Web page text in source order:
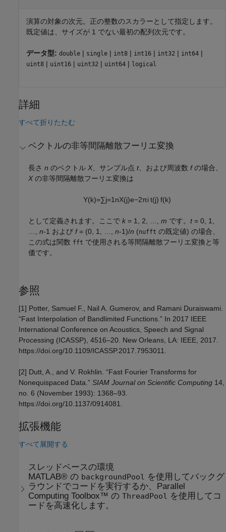
演算の対象の次元。正の整数のスカラーとして指定します。
既定値は、サイズが 1 でない最初の配列次元です。
データ型: double | single | int8 | int16 | int32 | int64 |
uint8 | uint16 | uint32 | uint64 | logical
詳細
すべて折りたたむ
ベクトルの非等間隔離散フーリエ変換
長さn のベクトル X、サンプル点t、および周波数fの場合、
Xの非等間隔離散フーリエ変換は
Y(k)=∑j=1 nX(j)e−2πi t(j) f(k)
として定義されます。ここでk = 1, 2, …,m です。t= 0, 1,
…,n-1 およびf= (0, 1, …,n-1)/n (nufft の既定値) の場合、
この式は関数 fft で使用される等間隔離散フーリエ変換と等
価です。
参照
[1] Potter, Samuel F., Nail A. Gumerov, and Ramani Duraiswami.
“Fast Interpolation of Bandlimited Functions.” In 2017 IEEE
International Conference on Acoustics, Speech and Signal
Processing (ICASSP), 4516–20. New Orleans, LA: IEEE, 2017.
https://doi.org/10.1109/ICASSP.2017.7953011.
[2] Dutt, A., and V. Rokhlin. “Fast Fourier Transforms for
Nonequispaced Data.” SIAM Journal on Scientific Computing 14,
no. 6 (November 1993): 1368–93.
https://doi.org/10.1137/0914081.
拡張機能
すべて展開する
スレッドベースの環境
MATLAB® の backgroundPool を使用してバックグ
ラウンドでコードを実行するか、Parallel
Computing Toolbox™ のThreadPool を使用してコ
ードを高速化します。